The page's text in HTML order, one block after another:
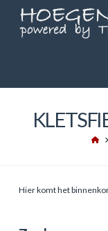
Hier komt het